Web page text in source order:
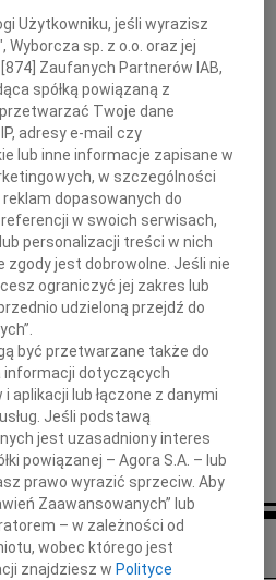
Zbigniewa Religę
wybitnego kardiochirurga
twórcę polskiej transplantologii,
Senatora i Posła RP, Ministra Zdrowia.
Odszedł Człowiek wielkiego serca,
ogromnego autorytetu, darzony
powszechnym szacunkiem.
Rodzinie i Najbliższym
wyrazy najgłębszego współczucia
Tadeusz Wnuk
Prezydent
Izby Budownictwa z siedzibą w Katowicach
wraz z Prezydium i Radą Izby.
Inne kondolencje
Użytkowniku, jeśli wyrazisz
Wyborcza sp. z o.o. oraz jej
874 ] Zaufanych Partnerów IAB,
spółką powiązaną z
Twoje dane
adresy e-mail czy
lub inne informacje zapisane w
w szczególności
dopasowanych do
w swoich serwisach,
personalizacji treści w nich
zgody jest dobrowolne. Jeśli nie
ograniczyć jej zakres lub
udzieloną przejdź do
być przetwarzane także do
informacji dotyczących
aplikacji lub łączone z danymi
Jeśli podstawą
jest uzasadniony interes
powiązanej – Agora S.A. – lub
prawo wyrazić sprzeciw. Aby
Zaawansowanych” lub
– w zależności od
wobec którego jest
znajdziesz w Polityce